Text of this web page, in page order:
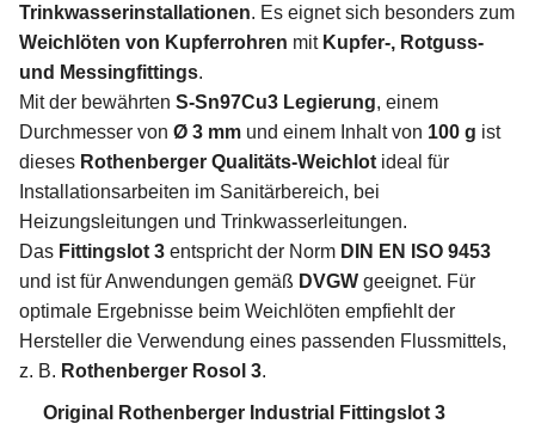
Trinkwasserinstallationen. Es eignet sich besonders zum
Weichlöten von Kupferrohren mit Kupfer-, Rotguss-
und Messingfittings.
Mit der bewährten S-Sn97Cu3 Legierung, einem
Durchmesser von Ø 3 mm und einem Inhalt von 100 g ist
dieses Rothenberger Qualitäts-Weichlot ideal für
Installationsarbeiten im Sanitärbereich, bei
Heizungsleitungen und Trinkwasserleitungen.
Das Fittingslot 3 entspricht der Norm DIN EN ISO 9453
und ist für Anwendungen gemäß DVGW geeignet. Für
optimale Ergebnisse beim Weichlöten empfiehlt der
Hersteller die Verwendung eines passenden Flussmittels,
z. B. Rothenberger Rosol 3.
Original Rothenberger Industrial Fittingslot 3